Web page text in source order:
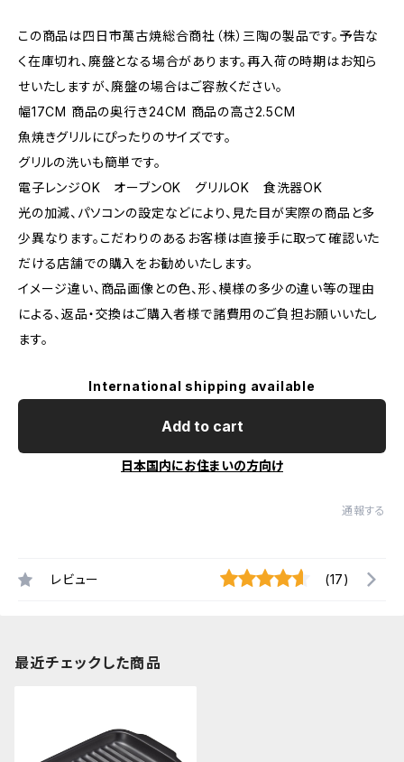
この商品は四日市萬古焼総合商社（株）三陶の製品です。予告な
く在庫切れ、廃盤となる場合があります。再入荷の時期はお知ら
せいたしますが、廃盤の場合はご容赦ください。
幅17CM 商品の奥行き24CM 商品の高さ2.5CM
魚焼きグリルにぴったりのサイズです。
グリルの洗いも簡単です。
電子レンジOK オーブンOK グリルOK 食洗器OK
光の加減、パソコンの設定などにより、見た目が実際の商品と多
少異なります。こだわりのあるお客様は直接手に取って確認いた
だける店舗での購入をお勧めいたします。
イメージ違い、商品画像との色、形、模様の多少の違い等の理由
による、返品・交換はご購入者様で諸費用のご負担お願いいたし
ます。
International shipping available
Add to cart
日本国内にお住まいの方向け
通報する
レビュー (17)
最近チェックした商品